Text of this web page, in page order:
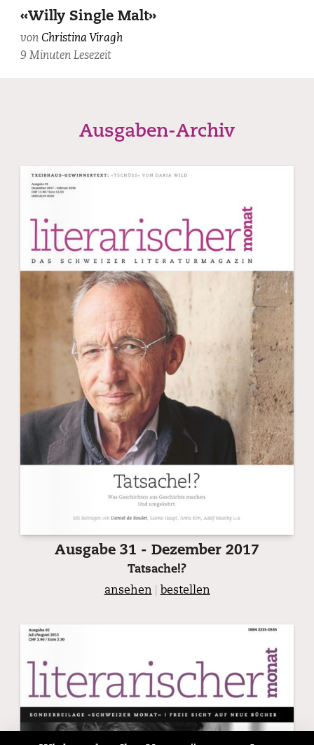
fotografiert
von
Maurice
«Willy Single Malt»
vonChristina Viragh
9 Minuten Lesezeit
Ausgaben-Archiv
Ausgabe 31 - Dezember 2017
Tatsache!?
ansehen
bestellen